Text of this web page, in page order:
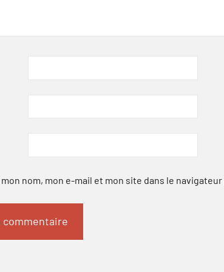
nom, mon e-mail et mon site dans le